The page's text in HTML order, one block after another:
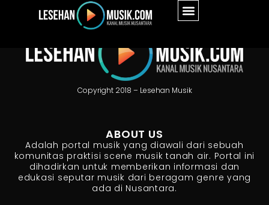
Copyright 2018 – Lesehan Musik
ABOUT US
Adalah portal musik yang diawali dari sebuah
komunitas praktisi scene musik tanah air. Portal ini
dihadirkan untuk memberikan informasi dan
edukasi seputar musik dari beragam genre yang
ada di Nusantara.